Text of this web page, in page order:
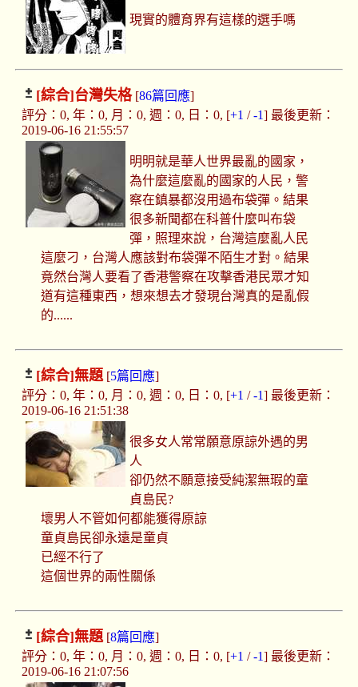
現實的體育界有這樣的選手嗎
[綜合]台灣失格[86篇回應]
評分：0, 年：0, 月：0, 週：0, 日：0, [+1 /-1] 最後更新：
2019-06-16 21:55:57
明明就是華人世界最亂的國家，
為什麼這麼亂的國家的人民，警
察在鎮暴都沒用過布袋彈。結果
很多新聞都在科普什麼叫布袋
彈，照理來說，台灣這麼亂人民
這麼刁，台灣人應該對布袋彈不陌生才對。結果
竟然台灣人要看了香港警察在攻擊香港民眾才知
道有這種東西，想來想去才發現台灣真的是亂假
的......
[綜合]無題[5篇回應]
評分：0, 年：0, 月：0, 週：0, 日：0, [+1 /-1] 最後更新：
2019-06-16 21:51:38
很多女人常常願意原諒外遇的男
人
卻仍然不願意接受純潔無瑕的童
貞島民?
壞男人不管如何都能獲得原諒
童貞島民卻永遠是童貞
已經不行了
這個世界的兩性關係
[綜合]無題[8篇回應]
評分：0, 年：0, 月：0, 週：0, 日：0, [+1 /-1] 最後更新：
2019-06-16 21:07:56